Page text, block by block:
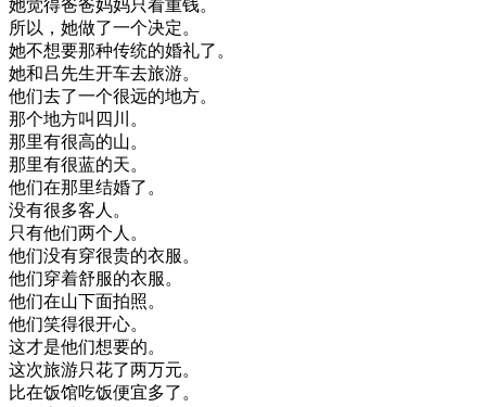
她觉得爸爸妈妈只看重钱。
所以 ， 她做了一个决定。
她不想要那种传统的婚礼了。
她和吕先生开车去旅游。
他们去了一个很远的地方。
那个地方叫 四川 。
那里有很高的山。
那里有很蓝的天。
他们在那里结婚了。
没有很多客人。
只有他们两个人。
他们没有穿很贵的衣服。
他们穿着舒服的衣服。
他们在山下面拍照。
他们笑得很开心。
这才是他们想要的。
这次旅游只花了两万元。
比在饭馆吃饭便宜多了。